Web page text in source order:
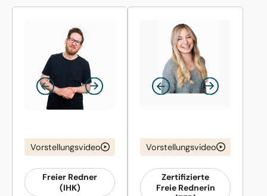
Vorstellungsvideo
Freier Redner
(IHK)
Vorstellungsvideo
Zertifizierte
Freie Rednerin